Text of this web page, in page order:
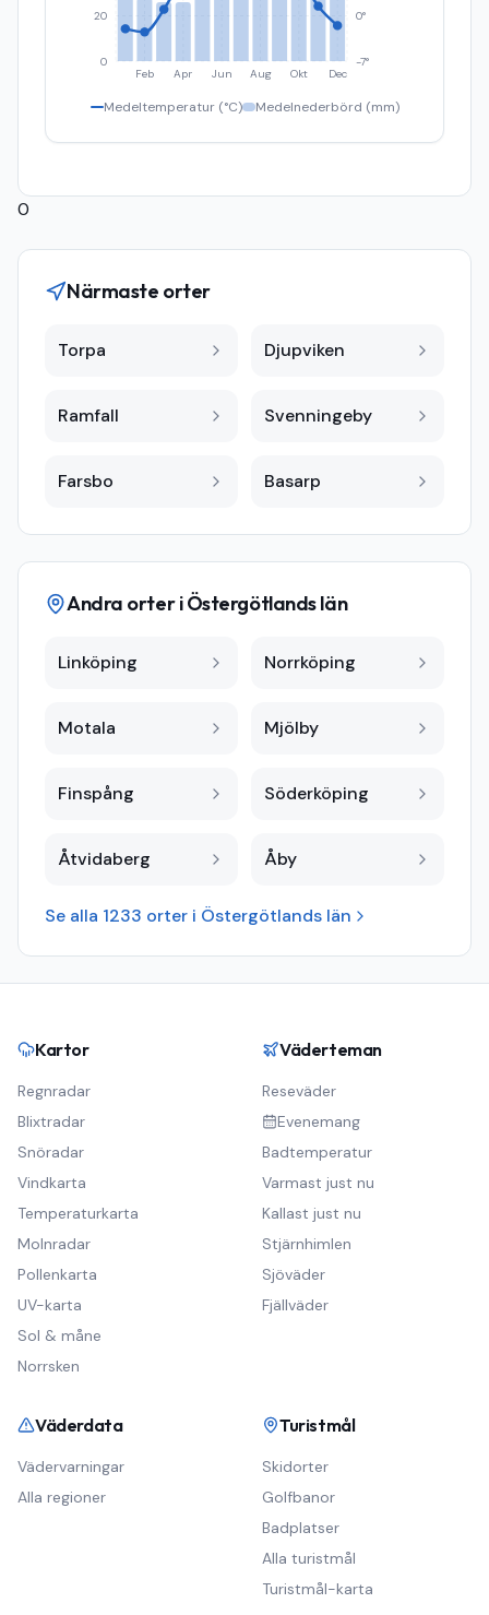
Feb Apr Jun Aug Okt Dec
0
20
-7°
0°
Medeltemperatur (°C) Medelnederbörd (mm)
0
Närmaste orter
Torpa Djupviken
Ramfall Svenningeby
Farsbo Basarp
Andra orter iÖstergötlands län
Linköping Norrköping
Motala Mjölby
Finspång Söderköping
Åtvidaberg Åby
Se alla 1233 orter i Östergötlands län
Kartor
Regnradar
Blixtradar
Snöradar
Vindkarta
Temperaturkarta
Molnradar
Pollenkarta
UV-karta
Sol & måne
Norrsken
Väderteman
Reseväder
Evenemang
Badtemperatur
Varmast just nu
Kallast just nu
Stjärnhimlen
Sjöväder
Fjällväder
Väderdata
Vädervarningar
Alla regioner
Turistmål
Skidorter
Golfbanor
Badplatser
Alla turistmål
Turistmål-karta